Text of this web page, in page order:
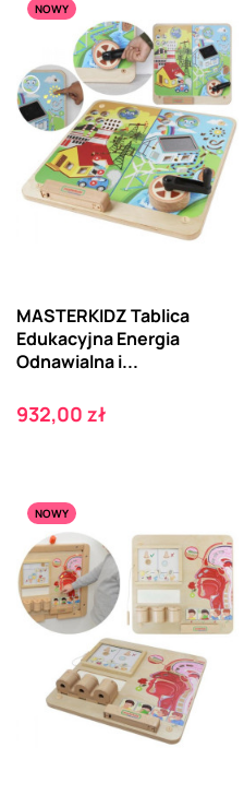
NOWY
MASTERKIDZ Tablica
Edukacyjna Energia
Odnawialna i...
Cena
932,00 zł
NOWY